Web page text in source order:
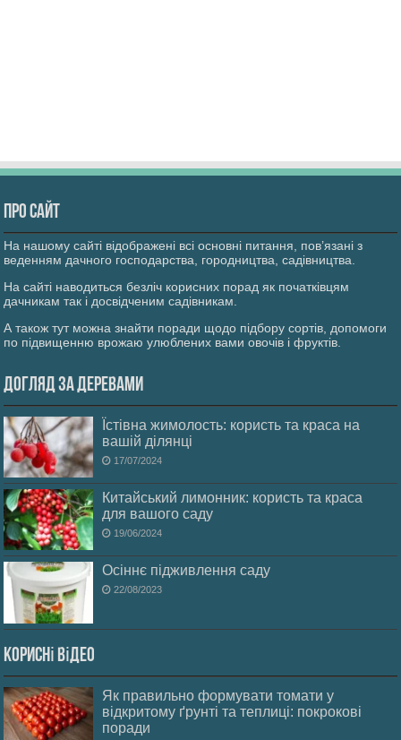
Про сайт
На нашому сайті відображені всі основні питання, пов’язані з
веденням дачного господарства, городництва, садівництва.
На сайті наводиться безліч корисних порад як початківцям
дачникам так і досвідченим садівникам.
А також тут можна знайти поради щодо підбору сортів, допомоги
по підвищенню врожаю улюблених вами овочів і фруктів.
Догляд за деревами
Їстівна жимолость: користь та краса на
вашій ділянці
17/07/2024
Китайський лимонник: користь та краса
для вашого саду
19/06/2024
Осіннє підживлення саду
22/08/2023
Корисні відео
Як правильно формувати томати у
відкритому ґрунті та теплиці: покрокові
поради